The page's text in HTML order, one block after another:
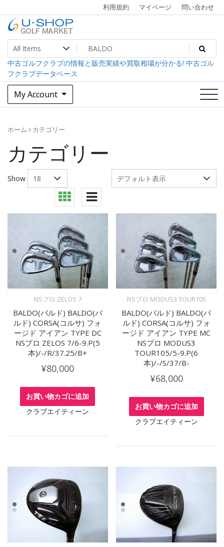
to
content
利用規約 マイページ 問い合わせ
U-SHOP Golf Market dev
中古ゴルフクラブ最大級！U-SHOPゴルフマーケット
中古ゴルフクラブの情報と販売実績や買取相場が分かる! 中古ゴル
フクラブデータベース
My Account
ホーム カテゴリー
カテゴリー
Show
NSプロ ZELOS 7
BALDO(バルド) BALDO(バ
ルド) CORSA(コルサ) フォ
ージド アイアン TYPE DC
NSプロ ZELOS 7/6-9.P(5
本)/-/R/37.25/B+
¥80,000
お買い物カゴに追加
クラブエイティーン
NSプロ MODUS3 TOUR105
BALDO(バルド) BALDO(バ
ルド) CORSA(コルサ) フォ
ージド アイアン TYPE MC
NSプロ MODUS3
TOUR105/5-9.P(6
本)/-/S/37/B-
¥68,000
お買い物カゴに追加
クラブエイティーン